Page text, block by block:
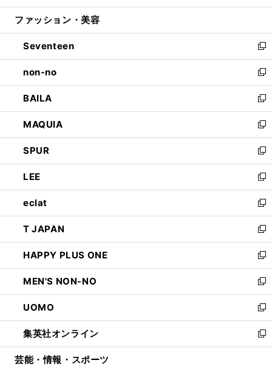
開
ウ
開
く
ン
ウ
で
開
く
ウ
ン
ド
ウ
で
開
く
ファッション・美容
Seventeen
新
し
い
ウ
ィ
ン
ド
ウ
で
開
く
non-no
新
し
い
ウ
ィ
ン
ド
ウ
で
開
く
BAILA
新
し
い
ウ
ィ
ン
ド
ウ
で
開
く
MAQUIA
新
し
い
ウ
ィ
ン
ド
ウ
で
開
く
SPUR
新
し
い
ウ
ィ
ン
ド
ウ
で
開
く
LEE
新
し
い
ウ
ィ
ン
ド
ウ
で
開
く
eclat
新
し
い
ウ
ィ
ン
ド
ウ
で
開
く
T JAPAN
新
し
い
ウ
ィ
ン
ド
ウ
で
開
HAPPY PLUS ONE
新
し
い
ウ
ィ
ン
ド
ウ
MEN'S NON-NO
新
し
い
ウ
ィ
ン
UOMO
新
し
い
ウ
集英社オンライン
新
し
芸能・情報・スポーツ